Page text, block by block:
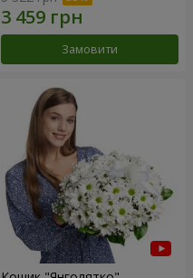
Замовити